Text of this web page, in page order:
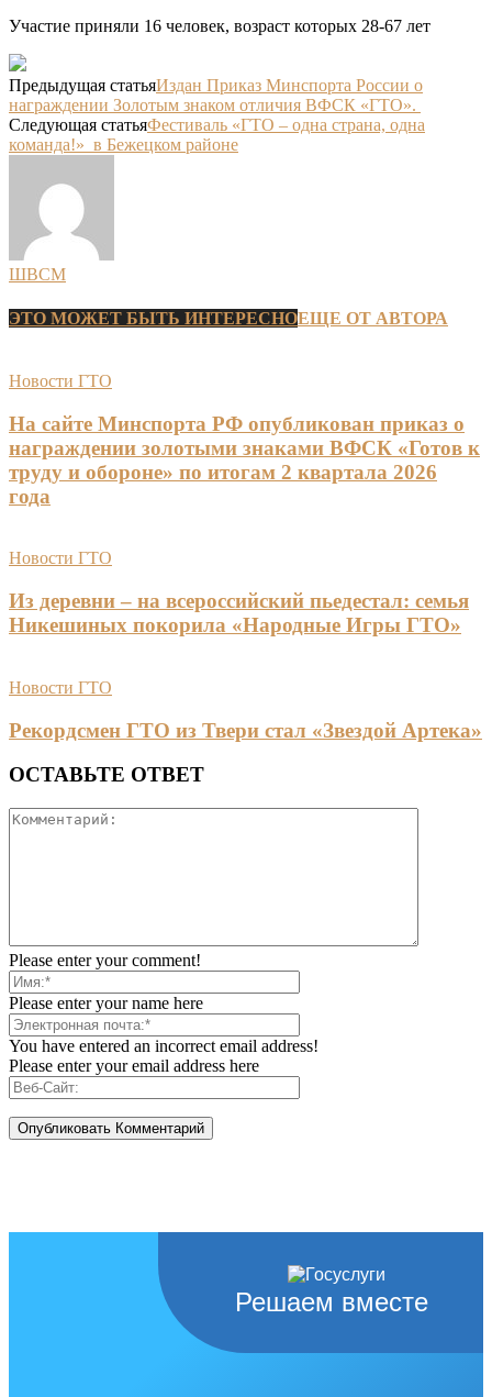
Участие приняли 16 человек, возраст которых 28-67 лет
Предыдущая статьяИздан Приказ Минспорта России о
награждении Золотым знаком отличия ВФСК «ГТО».
Следующая статьяФестиваль «ГТО – одна страна, одна
команда!» в Бежецком районе
ШВСМ
ЭТО МОЖЕТ БЫТЬ ИНТЕРЕСНОЕЩЕ ОТ АВТОРА
Новости ГТО
На сайте Минспорта РФ опубликован приказ о
награждении золотыми знаками ВФСК «Готов к
труду и обороне» по итогам 2 квартала 2026
года
Новости ГТО
Из деревни – на всероссийский пьедестал: семья
Никешиных покорила «Народные Игры ГТО»
Новости ГТО
Рекордсмен ГТО из Твери стал «Звездой Артека»
ОСТАВЬТЕ ОТВЕТ
Please enter your comment!
Please enter your name here
You have entered an incorrect email address!
Please enter your email address here
Решаем вместе